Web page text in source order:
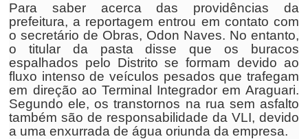
Para saber acerca das providências da
prefeitura, a reportagem entrou em contato com
o secretário de Obras, Odon Naves. No entanto,
o titular da pasta disse que os buracos
espalhados pelo Distrito se formam devido ao
fluxo intenso de veículos pesados que trafegam
em direção ao Terminal Integrador em Araguari.
Segundo ele, os transtornos na rua sem asfalto
também são de responsabilidade da VLI, devido
a uma enxurrada de água oriunda da empresa.